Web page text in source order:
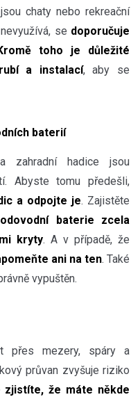
chaty nebo rekreační
se doporučuje
toho je důležité
a instalací, aby se
baterií
zahradní hadice jsou
Abyste tomu předešli,
a odpojte je. Zajistěte
baterie zcela
kryty. A v případě, že
ani na ten. Také
vypuštěn.
přes mezery, spáry a
průvan zvyšuje riziko
zjistíte, že máte někde